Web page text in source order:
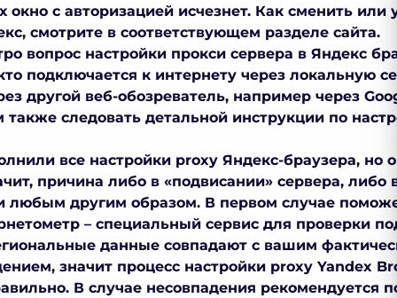
окно с авторизацией исчезнет. Как сменить или
, смотрите в соответствующем разделе сайта.
вопрос настройки прокси сервера в Яндекс
подключается к интернету через локальную
другой веб-обозреватель, например через
следовать детальной инструкции по
все настройки proxy Яндекс-браузера, но
причина либо в «подвисании» сервера, либо
любым другим образом. В первом случае
– специальный сервис для проверки
данные совпадают с вашим
значит процесс настройки proxy Yandex
В случае несовпадения рекомендуется